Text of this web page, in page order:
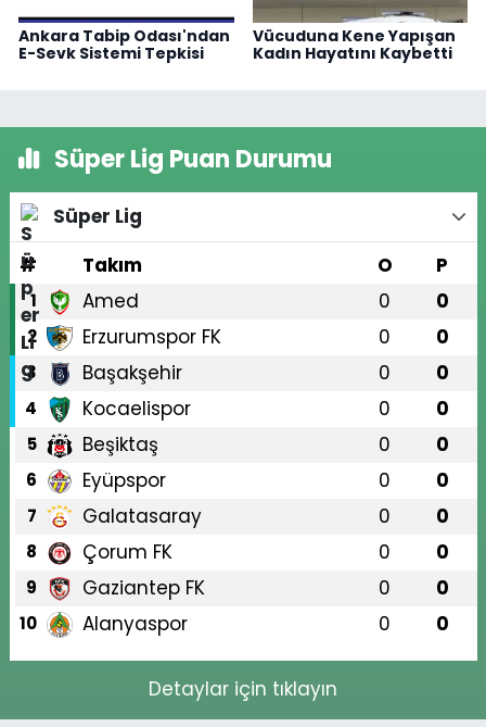
Ankara Tabip Odası'ndan
E-Sevk Sistemi Tepkisi
Vücuduna Kene Yapışan
Kadın Hayatını Kaybetti
Süper Lig Puan Durumu
Süper Lig
#
Takım O P
1 Amed 0 0
2 Erzurumspor FK 0 0
3 Başakşehir 0 0
4 Kocaelispor 0 0
5 Beşiktaş 0 0
6 Eyüpspor 0 0
7 Galatasaray 0 0
8 Çorum FK 0 0
9 Gaziantep FK 0 0
10 Alanyaspor 0 0
Detaylar için tıklayın